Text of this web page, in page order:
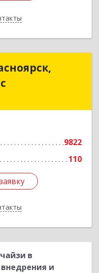
9822
110
Красноярск,
офис
Подробнее
в
и